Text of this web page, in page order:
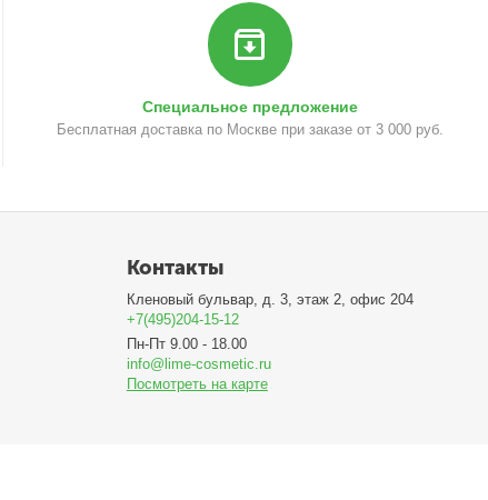
Специальное предложение
Бесплатная доставка по Москве при заказе от 3 000 руб.
Контакты
Кленовый бульвар, д. 3, этаж 2, офис 204
+7(495)204-15-12
Пн-Пт 9.00 - 18.00
info@lime-cosmetic.ru
Посмотреть на карте